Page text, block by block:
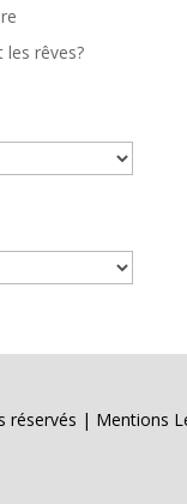
les rêves?
réservés | Mentions